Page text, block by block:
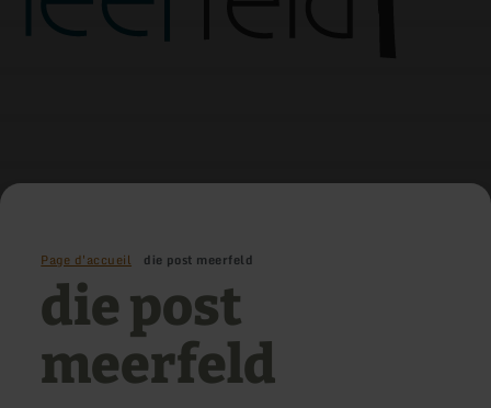
Page d'accueil die post meerfeld
die post
meerfeld